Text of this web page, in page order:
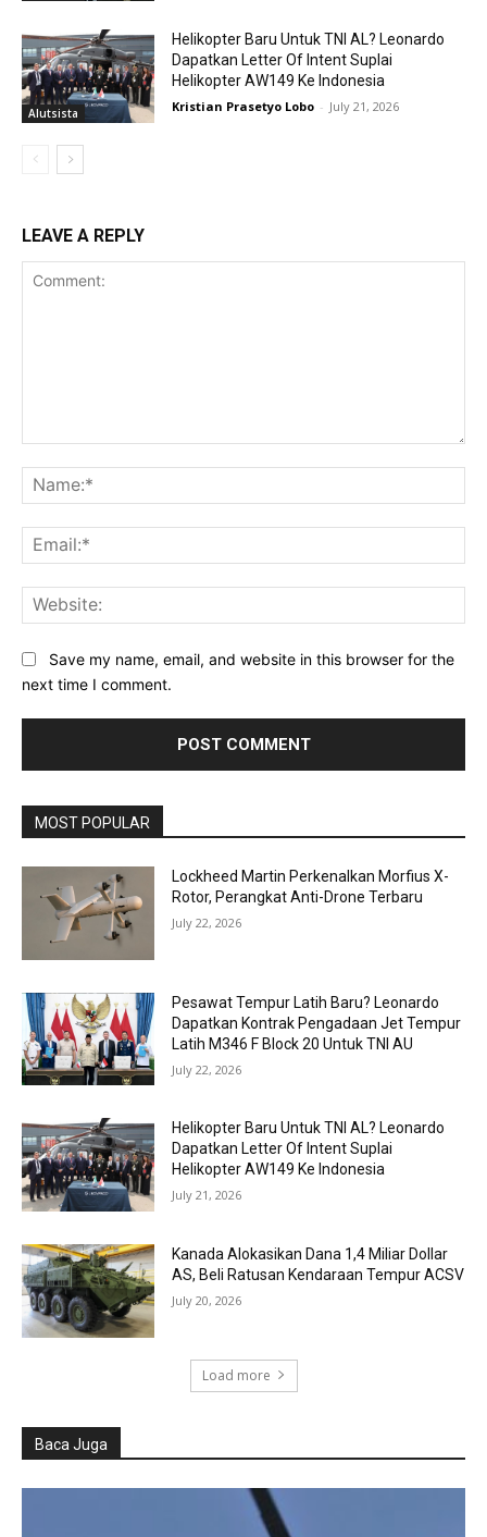
Alutsista
Helikopter Baru Untuk TNI AL? Leonardo
Dapatkan Letter Of Intent Suplai
Helikopter AW149 Ke Indonesia
Kristian Prasetyo Lobo - July 21, 2026
LEAVE A REPLY
Save my name, email, and website in this browser for the
next time I comment.
MOST POPULAR
Lockheed Martin Perkenalkan Morfius X-
Rotor, Perangkat Anti-Drone Terbaru
July 22, 2026
Pesawat Tempur Latih Baru? Leonardo
Dapatkan Kontrak Pengadaan Jet Tempur
Latih M346 F Block 20 Untuk TNI AU
July 22, 2026
Helikopter Baru Untuk TNI AL? Leonardo
Dapatkan Letter Of Intent Suplai
Helikopter AW149 Ke Indonesia
July 21, 2026
Kanada Alokasikan Dana 1,4 Miliar Dollar
AS, Beli Ratusan Kendaraan Tempur ACSV
July 20, 2026
Load more
Baca Juga